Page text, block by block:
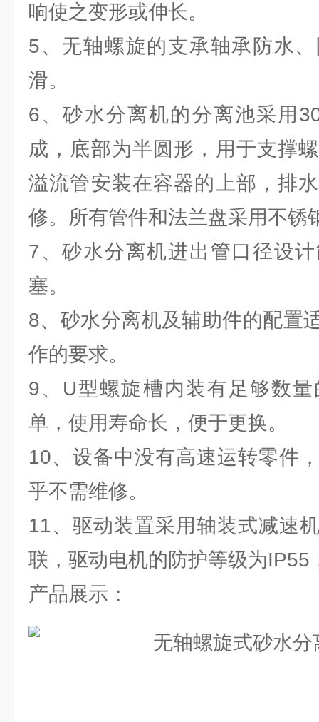
响使之变形或伸长。
5、无轴螺旋的支承轴承防水
滑。
6、砂水分离机的分离池采用
成，底部为半圆形，用于支撑
溢流管安装在容器的上部，排
修。所有管件和法兰盘采用不锈
7、砂水分离机进出管口径设
塞。
8、砂水分离机及辅助件的配置
作的要求。
9、U型螺旋槽内装有足够数
单，使用寿命长，便于更换。
10、设备中没有高速运转零件
乎不需维修。
11、驱动装置采用轴装式减速
联，驱动电机的防护等级为IP55
产品展示：